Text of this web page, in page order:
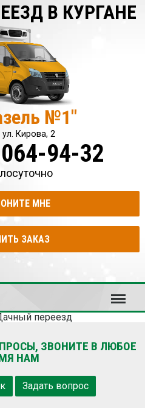
В КУРГАНЕ
№1"
ул. Кирова, 2
94-32
МНЕ
ЗАКАЗ
Меню
переезд
ЗВОНИТЕ В ЛЮБОЕ
НАМ
Задать вопрос